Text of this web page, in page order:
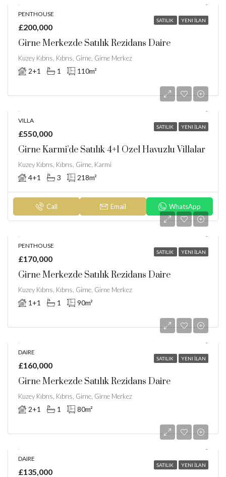
SATILIK YENI İLAN
PENTHOUSE
£200,000
Girne Merkezde Satılık Rezidans Daire
Kuzey Kıbrıs, Kıbrıs, Girne, Girne Merkez
2+1 1 110m²
SATILIK YENI İLAN
VILLA
£550,000
Girne Karmi’de Satılık 4+1 Özel Havuzlu Villalar
Kuzey Kıbrıs, Kıbrıs, Girne, Karmi
4+1 3 218m²
Call Email WhatsApp
SATILIK YENI İLAN
PENTHOUSE
£170,000
Girne Merkezde Satılık Rezidans Daire
Kuzey Kıbrıs, Kıbrıs, Girne, Girne Merkez
1+1 1 90m²
SATILIK YENI İLAN
DAIRE
£160,000
Girne Merkezde Satılık Rezidans Daire
Kuzey Kıbrıs, Kıbrıs, Girne, Girne Merkez
2+1 1 80m²
SATILIK YENI İLAN
DAIRE
£135,000